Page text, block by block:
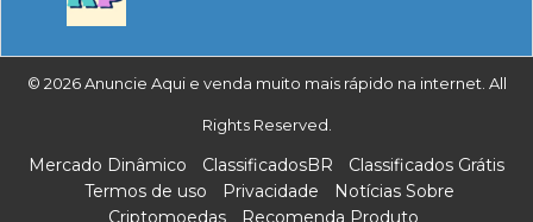
© 2026 Anuncie Aqui e venda muito mais rápido na internet. All
Rights Reserved.
Mercado Dinâmico ClassificadosBR
Classificados Grátis
Termos de uso
Privacidade
Notícias Sobre
Criptomoedas
Recomenda Produto